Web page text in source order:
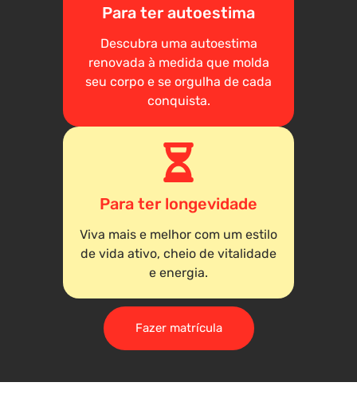
Para ter autoestima
Descubra uma autoestima
renovada à medida que molda
seu corpo e se orgulha de cada
conquista.
Para ter longevidade
Viva mais e melhor com um estilo
de vida ativo, cheio de vitalidade
e energia.
Fazer matrícula